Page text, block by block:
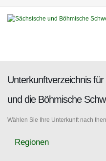
Unterkunftverzeichnis
und die Böhmische
Wählen Sie Ihre Unterkunft nach
Regionen